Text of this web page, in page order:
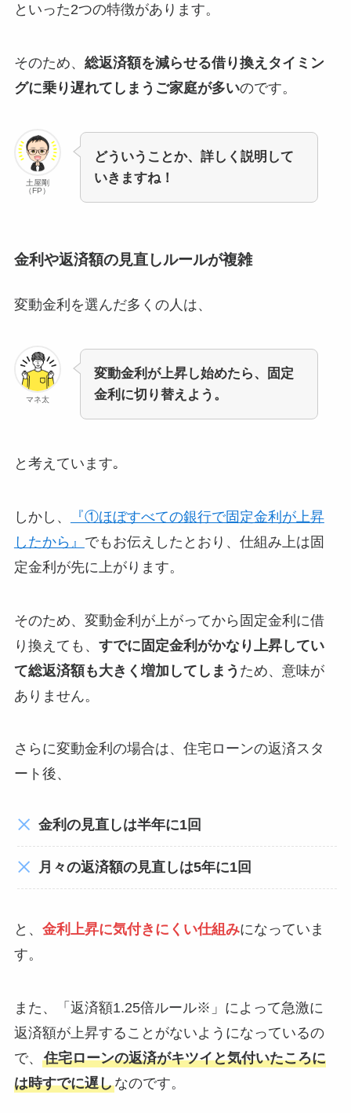
といった2つの特徴があります。
そのため、 総返済額を減らせる借り換えタイミン
グに乗り遅れてしまうご家庭が多いのです。
土屋剛
（FP）
どういうことか、詳しく説明して
いきますね！
金利や返済額の見直しルールが複雑
変動金利を選んだ多くの人は、
マネ太
変動金利が上昇し始めたら、固定
金利に切り替えよう。
と考えています｡
しかし、
『①ほぼすべての銀行で固定金利が上昇
したから』 でもお伝えしたとおり、仕組み上は固
定金利が先に上がります。
そのため、変動金利が上がってから固定金利に借
り換えても、 すでに固定金利がかなり上昇してい
て総返済額も大きく増加してしまう ため、意味が
ありません。
さらに変動金利の場合は、住宅ローンの返済スタ
ート後、
金利の見直しは半年に1回
月々の返済額の見直しは5年に1回
と、 金利上昇に気付きにくい仕組みになっていま
す。
また、「返済額1.25倍ルール※」によって急激に
返済額が上昇することがないようになっているの
で、 住宅ローンの返済がキツイと気付いたころに
は時すでに遅しなのです。